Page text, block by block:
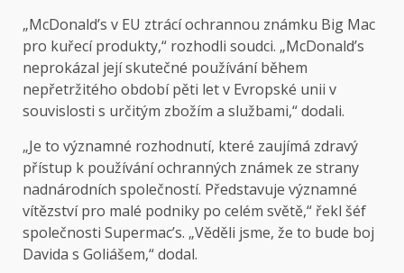
„McDonald’s v EU ztrácí ochrannou známku Big Mac
pro kuřecí produkty,“ rozhodli soudci. „McDonald’s
neprokázal její skutečné používání během
nepřetržitého období pěti let v Evropské unii v
souvislosti s určitým zbožím a službami,“ dodali.
„Je to významné rozhodnutí, které zaujímá zdravý
přístup k používání ochranných známek ze strany
nadnárodních společností. Představuje významné
vítězství pro malé podniky po celém světě,“ řekl šéf
společnosti Supermac’s. „Věděli jsme, že to bude boj
Davida s Goliášem,“ dodal.